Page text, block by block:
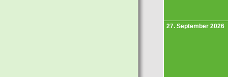
27. September 2026